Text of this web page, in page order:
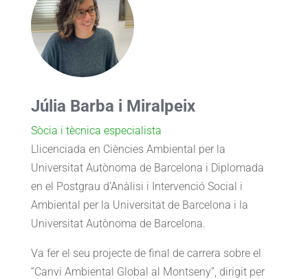
Júlia Barba i Miralpeix
Sòcia i tècnica especialista
Llicenciada en Ciències Ambiental per la
Universitat Autònoma de Barcelona i Diplomada
en el Postgrau d’Anàlisi i Intervenció Social i
Ambiental per la Universitat de Barcelona i la
Universitat Autònoma de Barcelona.
Va fer el seu projecte de final de carrera sobre el
“Canvi Ambiental Global al Montseny”, dirigit per